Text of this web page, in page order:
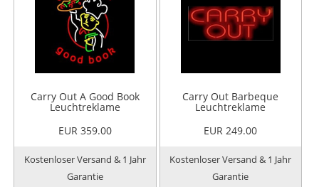
Carry Out A Good Book
Leuchtreklame
EUR 359.00
Kostenloser Versand & 1 Jahr
Garantie
Carry Out Barbeque
Leuchtreklame
EUR 249.00
Kostenloser Versand & 1 Jahr
Garantie